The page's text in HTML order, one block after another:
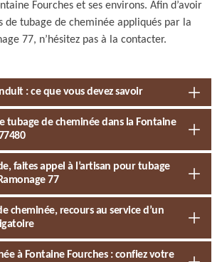
Fourches et ses environs. Afin d’avoir
de tubage de cheminée appliqués par la
77, n’hésitez pas à la contacter.
: ce que vous devez savoir
tubage de cheminée dans la Fontaine
faites appel à l’artisan pour tubage
77
cheminée, recours au service d’un
à Fontaine Fourches : confiez votre